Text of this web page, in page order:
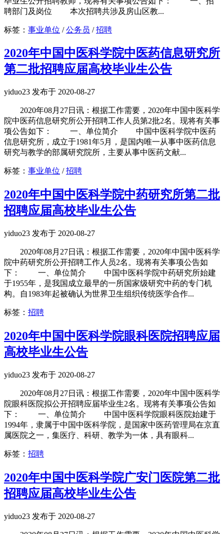
聘部门及岗位 本次招聘共涉及房山区教...
标签： 事业单位 /公务员 /招聘
2020年中国中医科学院中医药信息研究所
第二批招聘应届高校毕业生公告
yiduo23 发布于 2020-08-27
2020年08月27日讯：根据工作需要，2020年中国中医科学
院中医药信息研究所公开招聘工作人员第2批2名。现将有关事
项公告如下： 一、单位简介 中国中医科学院中医药
信息研究所，成立于1981年5月，是国内唯一从事中医药信息
研究与教学的部属研究院所，主要从事中医药文献...
标签： 事业单位 /招聘
2020年中国中医科学院中药研究所第二批
招聘应届高校毕业生公告
yiduo23 发布于 2020-08-27
2020年08月27日讯：根据工作需要，2020年中国中医科学
院中药研究所公开招聘工作人员2名。现将有关事项公告如
下： 一、单位简介 中国中医科学院中药研究所始建
于1955年，是我国成立最早的一所国家级研究中药的专门机
构。自1983年起被确认为世界卫生组织传统医学合作...
标签： 招聘
2020年中国中医科学院眼科医院招聘应届
高校毕业生公告
yiduo23 发布于 2020-08-27
2020年08月27日讯：根据工作需要，2020年中国中医科学
院眼科医院拟公开招聘应届毕业生2名。现将有关事项公告如
下： 一、单位简介 中国中医科学院眼科医院始建于
1994年，隶属于中国中医科学院，是国家中医药管理局在京直
属医院之一，集医疗、科研、教学为一体，具有眼科...
标签： 招聘
2020年中国中医科学院广安门医院第二批
招聘应届高校毕业生公告
yiduo23 发布于 2020-08-27